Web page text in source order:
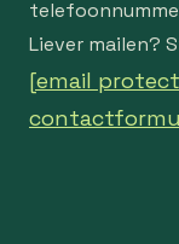
Liever mailen?
[email